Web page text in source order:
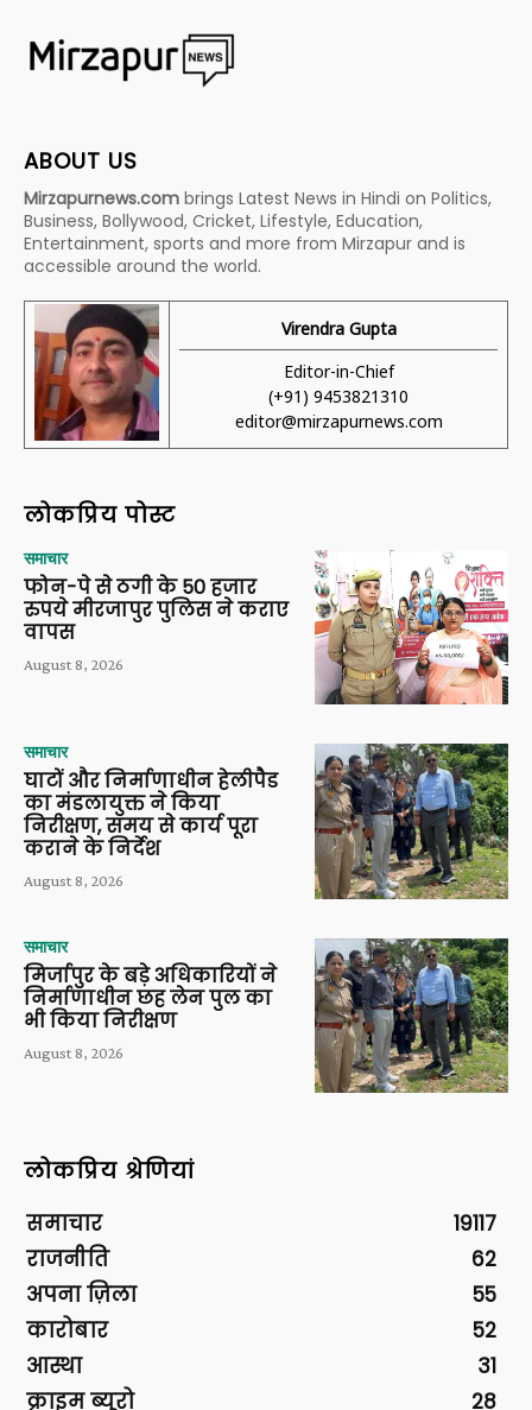
ABOUT US
Mirzapurnews.com brings Latest News in Hindi on Politics,
Business, Bollywood, Cricket, Lifestyle, Education,
Entertainment, sports and more from Mirzapur and is
accessible around the world.
Virendra Gupta
Editor-in-Chief
(+91) 9453821310
editor@mirzapurnews.com
लोकप्रिय पोस्ट
समाचार
फोन-पे से ठगी के 50 हजार
रुपये मीरजापुर पुलिस ने कराए
वापस
August 8, 2026
समाचार
घाटों और निर्माणाधीन हेलीपैड
का मंडलायुक्त ने किया
निरीक्षण, समय से कार्य पूरा
कराने के निर्देश
August 8, 2026
समाचार
मिर्जापुर के बड़े अधिकारियों ने
निर्माणाधीन छह लेन पुल का
भी किया निरीक्षण
August 8, 2026
लोकप्रिय श्रेणियां
समाचार
19117
राजनीति
62
अपना ज़िला
55
कारोबार
52
आस्था
31
क्राइम ब्यूरो
28